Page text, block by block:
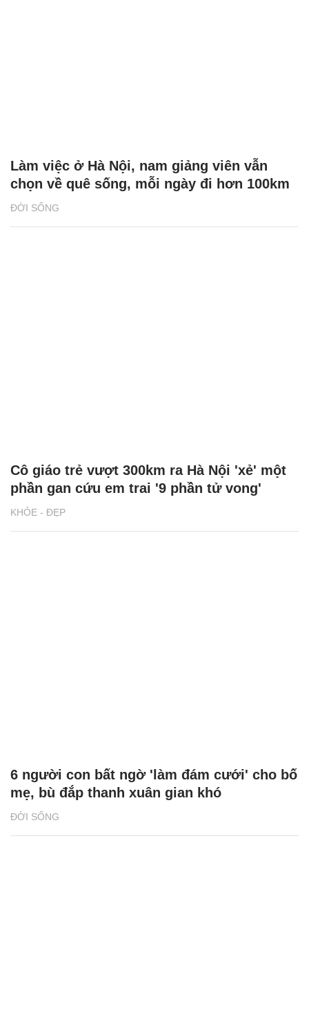
ĐỜI SỐNG
Làm việc ở Hà Nội, nam giảng viên vẫn
chọn về quê sống, mỗi ngày đi hơn 100km
KHỎE - ĐẸP
Cô giáo trẻ vượt 300km ra Hà Nội 'xẻ' một
phần gan cứu em trai '9 phần tử vong'
ĐỜI SỐNG
6 người con bất ngờ 'làm đám cưới' cho bố
mẹ, bù đắp thanh xuân gian khó